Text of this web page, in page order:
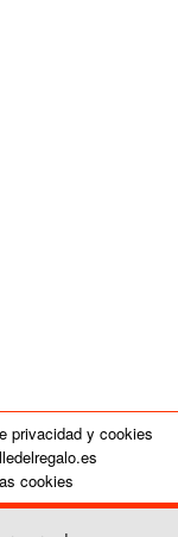
privacidad y cookies
cookies